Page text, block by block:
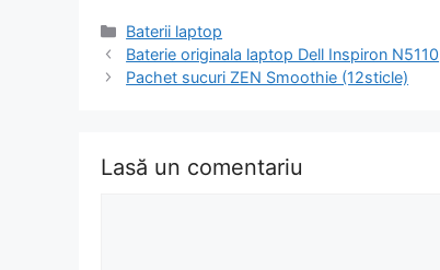
Categorii
Baterii laptop
Navigare
în
Baterie originala laptop Dell Inspiron N5110
Pachet sucuri ZEN Smoothie (12sticle)
Lasă un comentariu